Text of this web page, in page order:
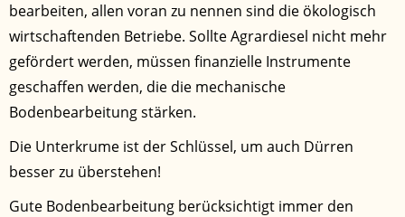
bearbeiten, allen voran zu nennen sind die ökologisch
wirtschaftenden Betriebe. Sollte Agrardiesel nicht mehr
gefördert werden, müssen finanzielle Instrumente
geschaffen werden, die die mechanische
Bodenbearbeitung stärken.
Die Unterkrume ist der Schlüssel, um auch Dürren
besser zu überstehen!
Gute Bodenbearbeitung berücksichtigt immer den